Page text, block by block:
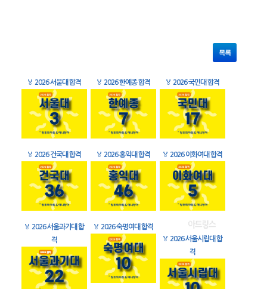
목록
🏅 2026 서울대 합격 🏅 2026 한예종 합격 🏅 2026 국민대 합격
🏅 2026 건국대 합격 🏅 2026 홍익대 합격 🏅 2026 이화여대 합격
🏅 2026 서울과기대 합
격
🏅 2026 숙명여대 합격
🏅 2026 서울시립대 합
격